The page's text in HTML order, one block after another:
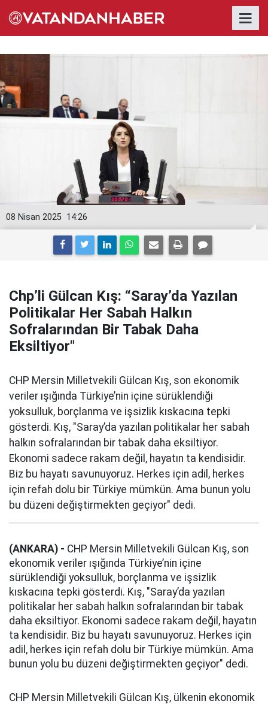
14:26
08 Nisan 2025
Chp’li Gülcan Kış: “Saray’da Yazılan
Politikalar Her Sabah Halkın
Sofralarından Bir Tabak Daha
Eksiltiyor"
CHP Mersin Milletvekili Gülcan Kış, son ekonomik
veriler ışığında Türkiye’nin içine sürüklendiği
yoksulluk, borçlanma ve işsizlik kıskacına tepki
gösterdi. Kış, "Saray’da yazılan politikalar her sabah
halkın sofralarından bir tabak daha eksiltiyor.
Ekonomi sadece rakam değil, hayatın ta kendisidir.
Biz bu hayatı savunuyoruz. Herkes için adil, herkes
için refah dolu bir Türkiye mümkün. Ama bunun yolu
bu düzeni değiştirmekten geçiyor" dedi.
(ANKARA) - CHP Mersin Milletvekili Gülcan Kış, son
ekonomik veriler ışığında Türkiye’nin içine
sürüklendiği yoksulluk, borçlanma ve işsizlik
kıskacına tepki gösterdi. Kış, "Saray’da yazılan
politikalar her sabah halkın sofralarından bir tabak
daha eksiltiyor. Ekonomi sadece rakam değil, hayatın
ta kendisidir. Biz bu hayatı savunuyoruz. Herkes için
adil, herkes için refah dolu bir Türkiye mümkün. Ama
bunun yolu bu düzeni değiştirmekten geçiyor" dedi.
CHP Mersin Milletvekili Gülcan Kış, ülkenin ekonomik